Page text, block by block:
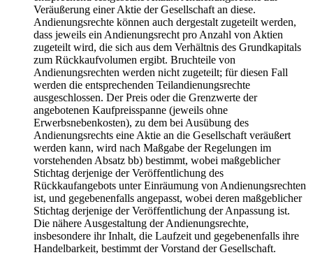
Veräußerung einer Aktie der Gesellschaft an diese.
Andienungsrechte können auch dergestalt zugeteilt werden,
dass jeweils ein Andienungsrecht pro Anzahl von Aktien
zugeteilt wird, die sich aus dem Verhältnis des Grundkapitals
zum Rückkaufvolumen ergibt. Bruchteile von
Andienungsrechten werden nicht zugeteilt; für diesen Fall
werden die entsprechenden Teilandienungsrechte
ausgeschlossen. Der Preis oder die Grenzwerte der
angebotenen Kaufpreisspanne (jeweils ohne
Erwerbsnebenkosten), zu dem bei Ausübung des
Andienungsrechts eine Aktie an die Gesellschaft veräußert
werden kann, wird nach Maßgabe der Regelungen im
vorstehenden Absatz bb) bestimmt, wobei maßgeblicher
Stichtag derjenige der Veröffentlichung des
Rückkaufangebots unter Einräumung von Andienungsrechten
ist, und gegebenenfalls angepasst, wobei deren maßgeblicher
Stichtag derjenige der Veröffentlichung der Anpassung ist.
Die nähere Ausgestaltung der Andienungsrechte,
insbesondere ihr Inhalt, die Laufzeit und gegebenenfalls ihre
Handelbarkeit, bestimmt der Vorstand der Gesellschaft.